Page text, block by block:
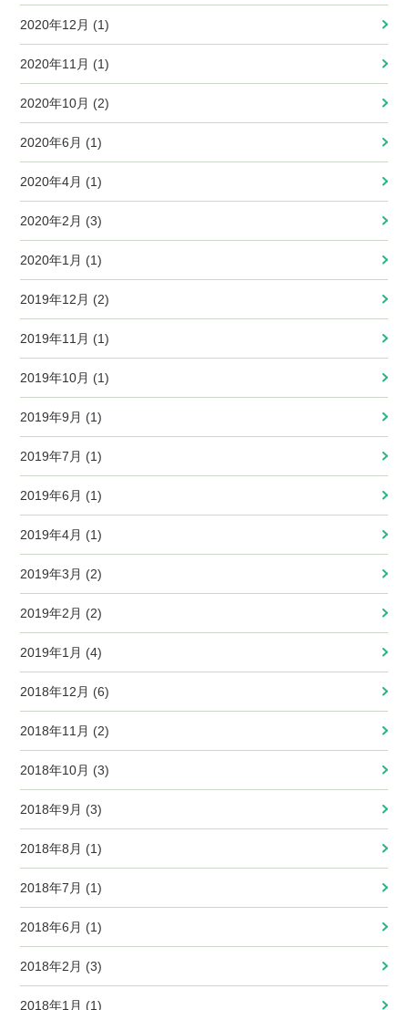
2020年12月 (1)
2020年11月 (1)
2020年10月 (2)
2020年6月 (1)
2020年4月 (1)
2020年2月 (3)
2020年1月 (1)
2019年12月 (2)
2019年11月 (1)
2019年10月 (1)
2019年9月 (1)
2019年7月 (1)
2019年6月 (1)
2019年4月 (1)
2019年3月 (2)
2019年2月 (2)
2019年1月 (4)
2018年12月 (6)
2018年11月 (2)
2018年10月 (3)
2018年9月 (3)
2018年8月 (1)
2018年7月 (1)
2018年6月 (1)
2018年2月 (3)
2018年1月 (1)